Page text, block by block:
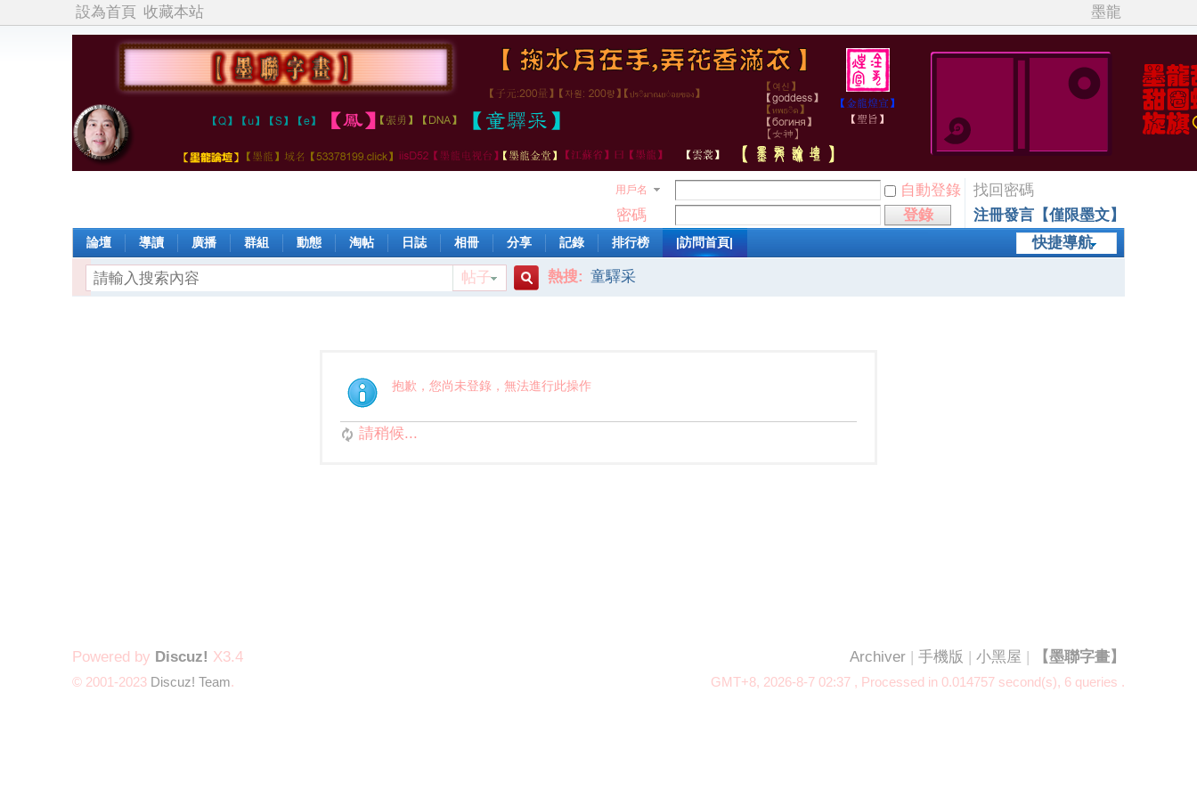
設為首頁 收藏本站 墨龍
用戶名 自動登錄
找回密碼
密碼
登錄
注冊發言【僅限墨文】
快捷導航
論壇 導讀 廣播 群組 動態 淘帖 日誌 相冊 分享 記錄 排行榜 |訪問首頁|
帖子
索
熱搜: 童驛采
抱歉，您尚未登錄，無法進行此操作
請稍候...
Archiver | 手機版 | 小黑屋 | 【墨聯字畫】
GMT+8, 2026-8-7 02:37 , Processed in 0.014757 second(s), 6 queries .
Powered by Discuz! X3.4
© 2001-2023 Discuz! Team.